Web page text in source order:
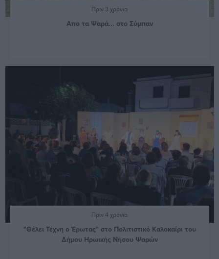
Πριν 3 χρόνια
Από τα Ψαρά... στο Σύμπαν
Πριν 4 χρόνια
"Θέλει Τέχνη ο Έρωτας" στο Πολιτιστικό Καλοκαίρι του
Δήμου Ηρωικής Νήσου Ψαρών